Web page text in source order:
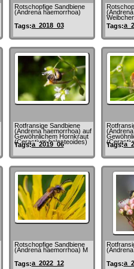
Rotschopfige Sandbiene
(Andrena haemorrhoa)
Tags:a_2018_03
Tags:
Rotfransige Sandbiene
(Andrena haemorrhoa) auf
Gewöhnlichem Hornkraut
(Cerastium holosteoides)
Tags:a_2019_06 Tags:
Rotschopfige Sandbiene
(Andrena haemorrhoa) M
Tags:a_2022_12
Tags: